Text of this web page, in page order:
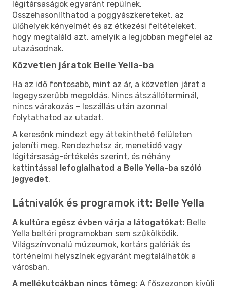
légitársaságok egyaránt repülnek.
Összehasonlíthatod a poggyászkereteket, az
ülőhelyek kényelmét és az étkezési feltételeket,
hogy megtaláld azt, amelyik a legjobban megfelel az
utazásodnak.
Közvetlen járatok Belle Yella-ba
Ha az idő fontosabb, mint az ár, a közvetlen járat a
legegyszerűbb megoldás. Nincs átszállóterminál,
nincs várakozás – leszállás után azonnal
folytathatod az utadat.
A keresőnk mindezt egy áttekinthető felületen
jeleníti meg. Rendezhetsz ár, menetidő vagy
légitársaság-értékelés szerint, és néhány
kattintással lefoglalhatod a Belle Yella-ba szóló
jegyedet.
Látnivalók és programok itt: Belle Yella
A kultúra egész évben várja a látogatókat: Belle
Yella beltéri programokban sem szűkölködik.
Világszínvonalú múzeumok, kortárs galériák és
történelmi helyszínek egyaránt megtalálhatók a
városban.
A mellékutcákban nincs tömeg: A főszezonon kívüli